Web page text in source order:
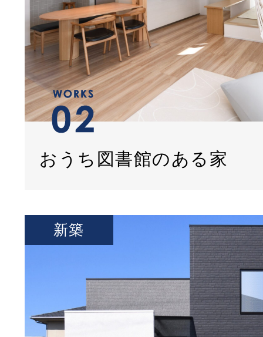
おうち図書館のある家
新築